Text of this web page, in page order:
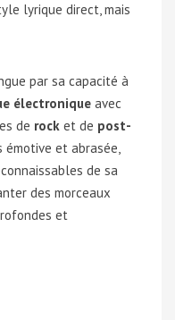
lyrique direct, mais
par sa capacité à
électronique avec
de rock et de post-
émotive et abrasée,
de sa
des morceaux
et